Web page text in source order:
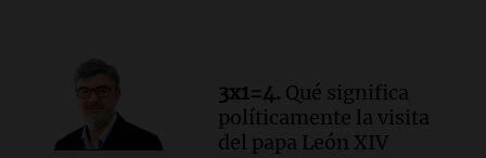
3x1=4. Qué significa
políticamente la visita
del papa León XIV